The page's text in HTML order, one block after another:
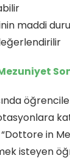
maddi
in
isteyen